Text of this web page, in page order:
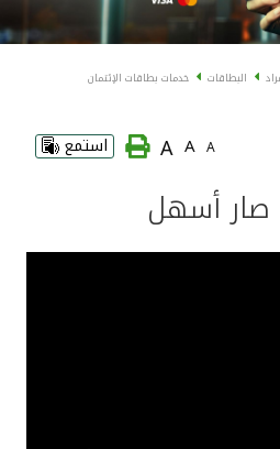
البطاقات
خدمات بطاقات الإئتمان
A
A
A استمع
صار أسهل